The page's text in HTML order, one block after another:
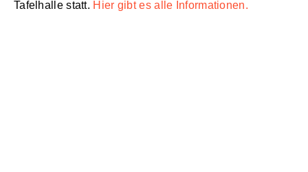
Tafelhalle statt. Hier gibt es alle Informationen.